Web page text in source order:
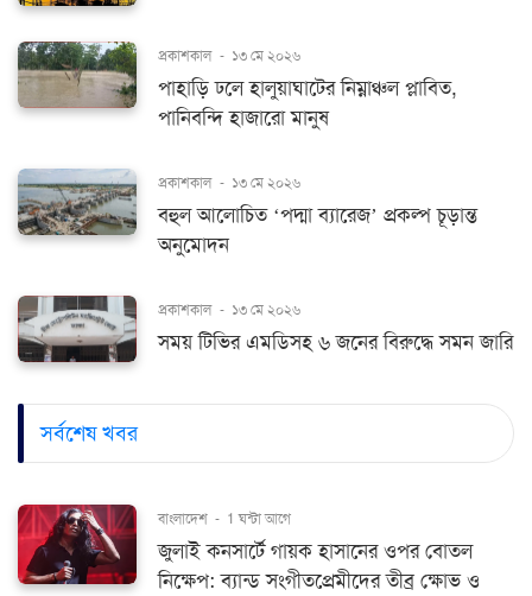
প্রকাশকাল - ১৩ মে ২০২৬
পাহাড়ি ঢলে হালুয়াঘাটের নিম্নাঞ্চল প্লাবিত,
পানিবন্দি হাজারো মানুষ
প্রকাশকাল - ১৩ মে ২০২৬
বহুল আলোচিত ‘পদ্মা ব্যারেজ’ প্রকল্প চূড়ান্ত
অনুমোদন
প্রকাশকাল - ১৩ মে ২০২৬
সময় টিভির এমডিসহ ৬ জনের বিরুদ্ধে সমন জারি
সর্বশেষ খবর
বাংলাদেশ - 1 ঘন্টা আগে
জুলাই কনসার্টে গায়ক হাসানের ওপর বোতল
নিক্ষেপ: ব্যান্ড সংগীতপ্রেমীদের তীব্র ক্ষোভ ও